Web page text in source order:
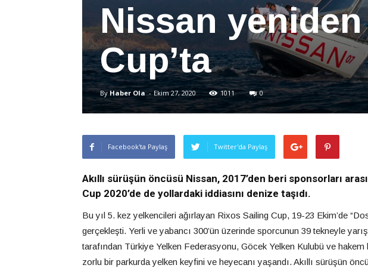
Nissan
Cup’ta
ByHaber Ola - Ekim 27, 2020 1011 0
Facebook'ta Paylaş Twitter'da Paylaş
Akıllı sürüşün öncüsü Nissan, 2017’den beri sponsorları
Cup 2020’de de yollardaki iddiasını denize taşıdı.
Bu yıl 5. kez yelkencileri ağırlayan Rixos Sailing Cup, 19-23 Ekim’de
gerçekleşti. Yerli ve yabancı 300’ün üzerinde sporcunun 39 tekneyle
tarafından Türkiye Yelken Federasyonu, Göcek Yelken Kulubü ve hakem
zorlu bir parkurda yelken keyfini ve heyecanı yaşandı. Akıllı sürüşün